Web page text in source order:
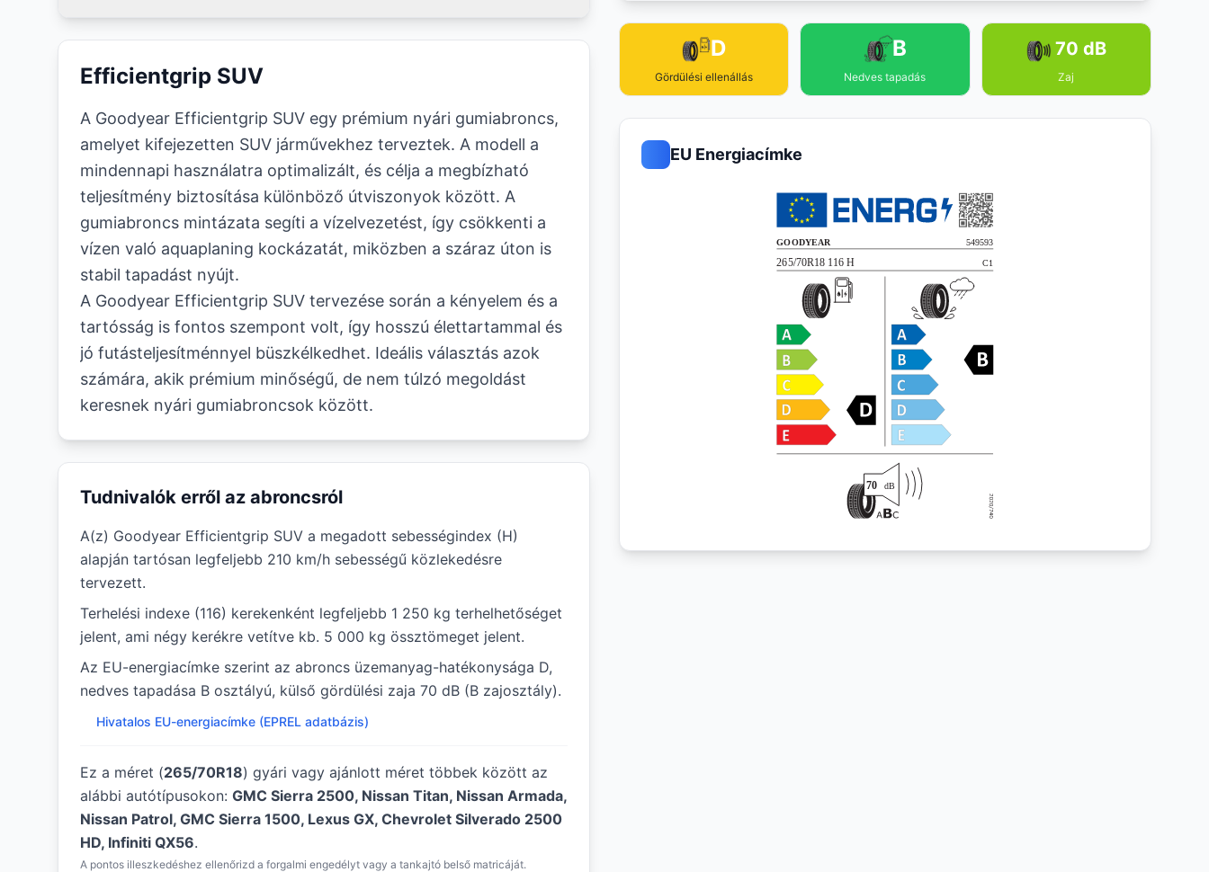
Efficientgrip SUV
A Goodyear Efficientgrip SUV egy prémium nyári gumiabroncs,
amelyet kifejezetten SUV járművekhez terveztek. A modell a
mindennapi használatra optimalizált, és célja a megbízható
teljesítmény biztosítása különböző útviszonyok között. A
gumiabroncs mintázata segíti a vízelvezetést, így csökkenti a
vízen való aquaplaning kockázatát, miközben a száraz úton is
stabil tapadást nyújt.
A Goodyear Efficientgrip SUV tervezése során a kényelem és a
tartósság is fontos szempont volt, így hosszú élettartammal és
jó futásteljesítménnyel büszkélkedhet. Ideális választás azok
számára, akik prémium minőségű, de nem túlzó megoldást
keresnek nyári gumiabroncsok között.
Tudnivalók erről az abroncsról
A(z) Goodyear Efficientgrip SUV a megadott sebességindex (H)
alapján tartósan legfeljebb 210 km/h sebességű közlekedésre
tervezett.
Terhelési indexe (116) kerekenként legfeljebb 1 250 kg terhelhetőséget
jelent, ami négy kerékre vetítve kb. 5 000 kg össztömeget jelent.
Az EU-energiacímke szerint az abroncs üzemanyag-hatékonysága D,
nedves tapadása B osztályú, külső gördülési zaja 70 dB (B zajosztály).
Hivatalos EU-energiacímke (EPREL adatbázis)
Ez a méret (265/70R18) gyári vagy ajánlott méret többek között az
alábbi autótípusokon: GMC Sierra 2500, Nissan Titan, Nissan Armada,
Nissan Patrol, GMC Sierra 1500, Lexus GX, Chevrolet Silverado 2500
HD, Infiniti QX56.
A pontos illeszkedéshez ellenőrizd a forgalmi engedélyt vagy a tankajtó belső matricáját.
D
Gördülési ellenállás
B
Nedves tapadás
70 dB
Zaj
EU Energiacímke